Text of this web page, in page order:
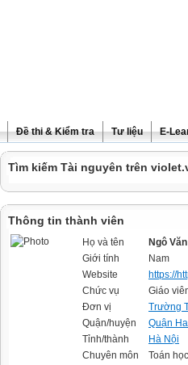
Đề thi & Kiểm tra Tư liệu E-
Tìm kiếm Tài nguyên trên
Thông tin thành viên
Họ và tên
Ngô
Giới tính
Nam
Website
https://
Chức vụ
Giáo
Đơn vị
Trường
Quận/huyện
Quận
Tỉnh/thành
Hà Nội
Chuyên môn
Toán